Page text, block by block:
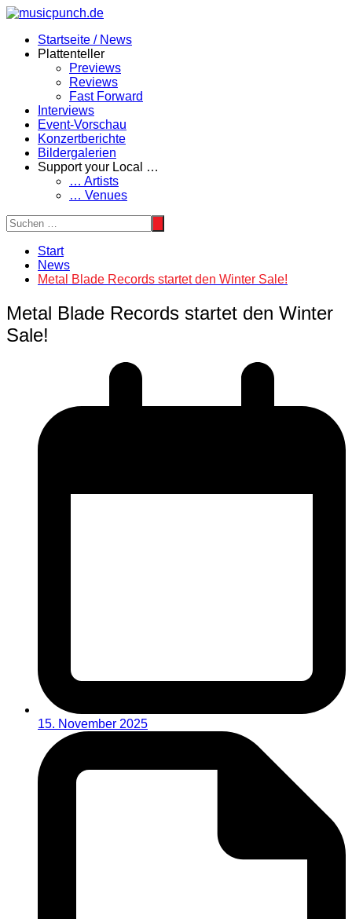
Zum
springenStartseite / News
Plattenteller
Previews
Reviews
Fast Forward
Interviews
Event-Vorschau
Konzertberichte
Bildergalerien
Support your Local …
… Artists
… Venues
Start
News
Metal Blade Records startet den Winter Sale!
Metal Blade Records startet den Winter
Sale!
15. November 2025